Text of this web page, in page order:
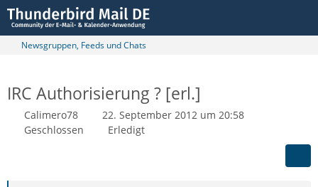
Newsgruppen, Feeds und Chats
IRC Authorisierung ? [erl.]
Calimero78
22. September 2012 um 20:58
Geschlossen
Erledigt